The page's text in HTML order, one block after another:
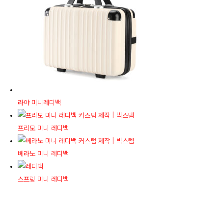
라야 미니레디백
프리모 미니 레디백
베라노 미니 레디백
스프링 미니 레디백